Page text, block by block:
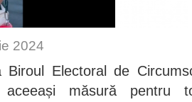
2024
Biroul Electoral de
măsură pentru